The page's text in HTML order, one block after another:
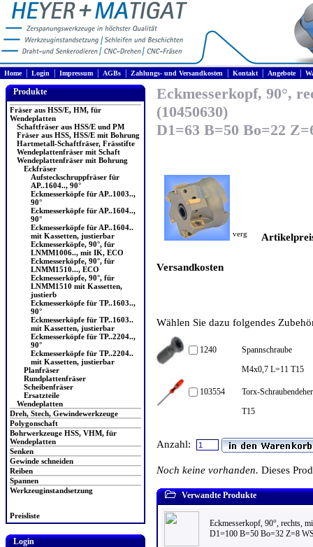
Home| Login Impressum AGBs Zahlungs- und Versandkosten Kontakt| Angebote|
Produkte
Fräser aus HSS/E, HM, für
Wendeplatten
Schaftfräser aus HSS/E und PM
Fräser aus HSS, HSS/E mit Bohrung
Hartmetall-Schaftfräser, Frässtifte
Wendeplattenfräser mit Schaft
Wendeplattenfräser mit Bohrung
Eckfräser
Aufsteckschruppfräser für
AP..1604.., 90°
Eckmesserköpfe für AP..1003..,
90°
Eckmesserköpfe für AP..1604..,
90°
Eckmesserköpfe für AP..1604..
mit Kassetten, justierbar
Eckmesserköpfe, 90°, für
LNMM1006.., mit IK, ECO
Eckmesserköpfe, 90°, für
LNMM1510..., ECO
Eckmesserköpfe, 90°, für
LNMM1510 mit Kassetten,
justierb
Eckmesserköpfe für TP..1603..,
90°
Eckmesserköpfe für TP..1603..
mit Kassetten, justierbar
Eckmesserköpfe für TP..2204..,
90°
Eckmesserköpfe für TP..2204..
mit Kassetten, justierbar
Planfräser
Rundplattenfräser
Scheibenfräser
Ersatzteile
Wendeplatten
Dreh, Stech, Gewindewerkzeuge
Polygonschaft
Bohrwerkzeuge HSS, VHM, für
Wendeplatten
Senken
Gewinde schneiden
Reiben
Spannen
Werkzeuginstandsetzung
Preisliste
Login
Eckmesserkopf, 90°,
(10450630)
D1=63 B=50 Bo=22
Versandkosten
Wählen Sie dazu folgendes
1240
Spannschraube
M4x0,7 L=11 T15
103554
Torx-
T15
Anzahl:
Noch keine vorhanden. Dieses
Verwandte Produkte
Eckmesserkopf, 90°, rechts,
D1=100 B=50 Bo=32 Z=8